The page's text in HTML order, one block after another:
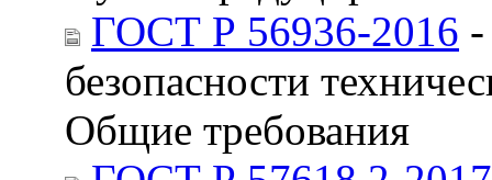
ГОСТ Р 56936-2016
безопасности
Общие требования